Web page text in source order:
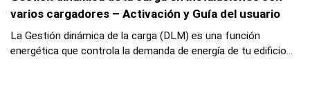
varios cargadores – Activación y Guía del usuario
La Gestión dinámica de la carga (DLM) es una función
energética que controla la demanda de energía de tu edificio...